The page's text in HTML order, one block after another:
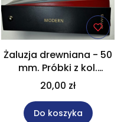
Żaluzja drewniana - 50
mm. Próbki z kol.
MODERN do 5 sztuk
20,00 zł
Do koszyka